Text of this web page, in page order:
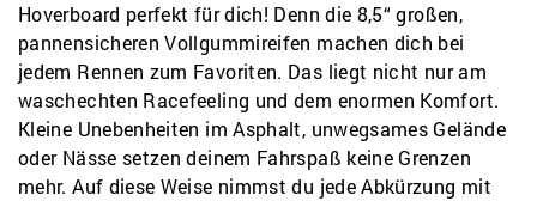
Hoverboard perfekt für dich! Denn die 8,5“ großen,
pannensicheren Vollgummireifen machen dich bei
jedem Rennen zum Favoriten. Das liegt nicht nur am
waschechten Racefeeling und dem enormen Komfort.
Kleine Unebenheiten im Asphalt, unwegsames Gelände
oder Nässe setzen deinem Fahrspaß keine Grenzen
mehr. Auf diese Weise nimmst du jede Abkürzung mit